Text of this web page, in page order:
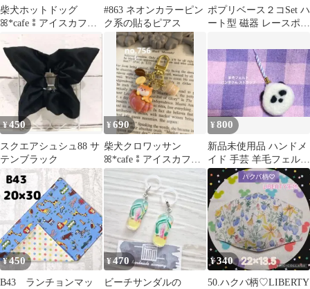
柴犬ホットドッグ
ꕤ*cafe⁑アイスカフェ
オレコーヒー⁑ミニチ
ャームキーホルダー
#863 ネオンカラーピン
ク系の貼るピアス
ポプリベース２コSet ハ
ート型 磁器 レースポッ
a
¥450
スクエアシュシュ88 サ
テンブラック
¥690
柴犬クロワッサン
ꕤ*cafe⁑アイスカフェ
オレコーヒー⁑ミニチ
ャームキーホルダー
¥800
新品未使用品 ハンドメ
イド 手芸 羊毛フェルト
パンダ 動物 ぱんだ ス
トラップ
¥450
B43 ランチョンマッ
¥470
ビーチサンダルの
¥340
50.ハクバ柄♡LIBERTY